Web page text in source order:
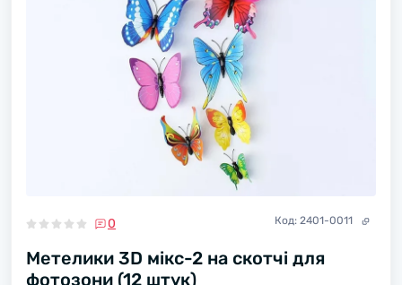
0 Код: 2401-0011
Метелики 3D мікс-2 на скотчі для
фотозони (12 штук)